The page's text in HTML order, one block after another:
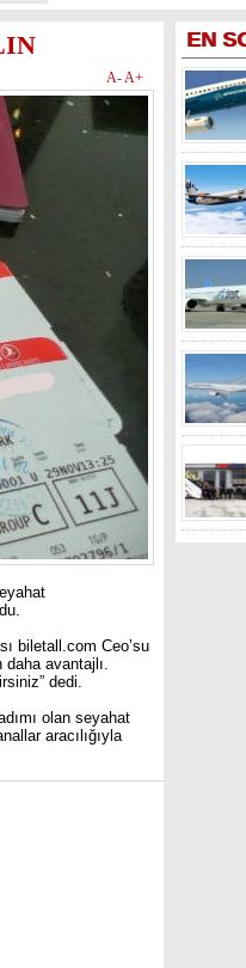
A-A+
biletall.com Ceo’su
avantajlı.
dedi.
olan seyahat
aracılığıyla
EN